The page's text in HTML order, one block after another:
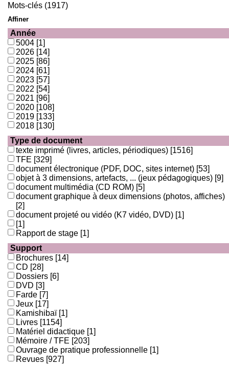
Mots-clés (1917)
Affiner
Année
5004 [1]
2026 [14]
2025 [86]
2024 [61]
2023 [57]
2022 [54]
2021 [96]
2020 [108]
2019 [133]
2018 [130]
Type de document
texte imprimé (livres, articles, périodiques) [1516]
TFE [329]
document électronique (PDF, DOC, sites internet) [53]
objet à 3 dimensions, artefacts, ... (jeux pédagogiques) [9]
document multimédia (CD ROM) [5]
document graphique à deux dimensions (photos, affiches)
[2]
document projeté ou vidéo (K7 vidéo, DVD) [1]
[1]
Rapport de stage [1]
Support
Brochures [14]
CD [28]
Dossiers [6]
DVD [3]
Farde [7]
Jeux [17]
Kamishibaï [1]
Livres [1154]
Matériel didactique [1]
Mémoire / TFE [203]
Ouvrage de pratique professionnelle [1]
Revues [927]